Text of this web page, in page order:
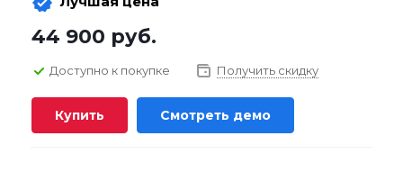
44 900 руб.
Доступно к покупке Получить скидку
Купить Смотреть демо